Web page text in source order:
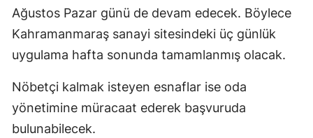
Ağustos Pazar günü de devam edecek. Böylece
Kahramanmaraş sanayi sitesindeki üç günlük
uygulama hafta sonunda tamamlanmış olacak.
Nöbetçi kalmak isteyen esnaflar ise oda
yönetimine müracaat ederek başvuruda
bulunabilecek.